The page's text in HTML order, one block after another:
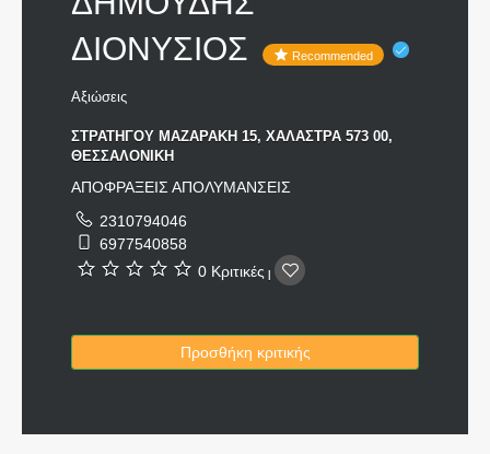
ΔΙΟΝΥΣΙΟΣ
Recommended
Αξιώσεις
ΣΤΡΑΤΗΓΟΥ ΜΑΖΑΡΑΚΗ 15, ΧΑΛΑΣΤΡΑ 573 00,
ΘΕΣΣΑΛΟΝΙΚΗ
ΑΠΟΦΡΑΞΕΙΣ ΑΠΟΛΥΜΑΝΣΕΙΣ
2310794046
6977540858
0 Κριτικές |
Προσθήκη κριτικής